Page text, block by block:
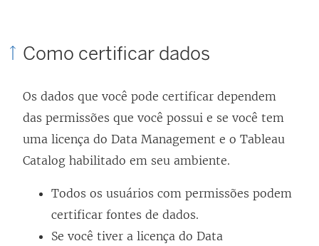
Como certificar dados
Os dados que você pode certificar dependem
das permissões que você possui e se você tem
uma licença do Data Management e o Tableau
Catalog habilitado em seu ambiente.
Todos os usuários com permissões podem
certificar fontes de dados.
Se você tiver a licença do Data